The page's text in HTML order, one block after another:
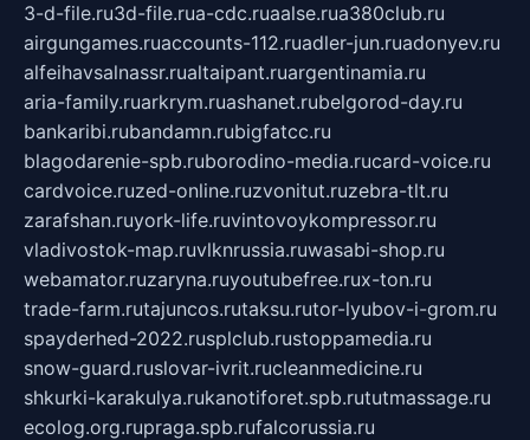
3-d-file.ru3d-file.rua-cdc.ruaalse.rua380club.ru
airgungames.ruaccounts-112.ruadler-jun.ruadonyev.ru
alfeihavsalnassr.rualtaipant.ruargentinamia.ru
aria-family.ruarkrym.ruashanet.rubelgorod-day.ru
bankaribi.rubandamn.rubigfatcc.ru
blagodarenie-spb.ruborodino-media.rucard-voice.ru
cardvoice.ruzed-online.ruzvonitut.ruzebra-tlt.ru
zarafshan.ruyork-life.ruvintovoykompressor.ru
vladivostok-map.ruvlknrussia.ruwasabi-shop.ru
webamator.ruzaryna.ruyoutubefree.rux-ton.ru
trade-farm.rutajuncos.rutaksu.rutor-lyubov-i-grom.ru
spayderhed-2022.rusplclub.rustoppamedia.ru
snow-guard.ruslovar-ivrit.rucleanmedicine.ru
shkurki-karakulya.rukanotiforet.spb.rututmassage.ru
ecolog.org.rupraga.spb.rufalcorussia.ru